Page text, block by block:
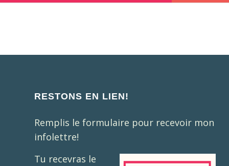
RESTONS EN LIEN!
Remplis le formulaire pour recevoir mon
infolettre!
Tu recevras le